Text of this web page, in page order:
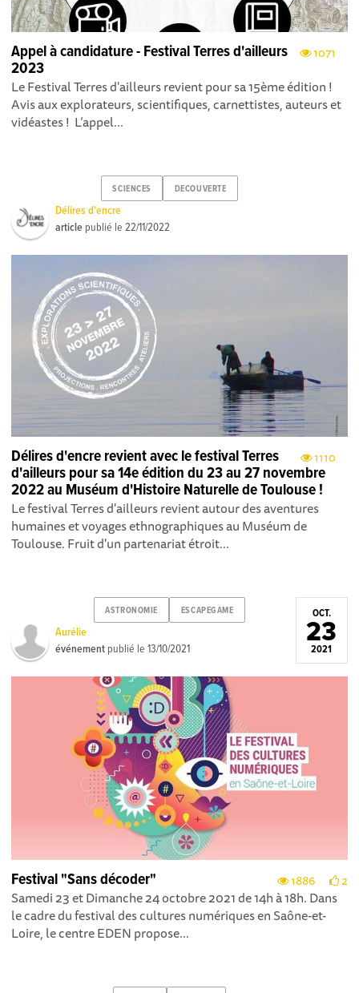
1071
Appel à candidature - Festival Terres d'ailleurs
2023
Le Festival Terres d'ailleurs revient pour sa 15ème édition !
Avis aux explorateurs, scientifiques, carnettistes, auteurs et
vidéastes ! L’appel...
SCIENCES DECOUVERTE
Délires d'encre
article publié le22/11/2022
1110
Délires d'encre revient avec le festival Terres
d'ailleurs pour sa 14e édition du 23 au 27 novembre
2022 au Muséum d'Histoire Naturelle de Toulouse !
Le festival Terres d'ailleurs revient autour des aventures
humaines et voyages ethnographiques au Muséum de
Toulouse. Fruit d'un partenariat étroit...
ASTRONOMIE ESCAPEGAME
Aurélie
événement publié le13/10/2021
OCT.
23
2021
1886 2
Festival "Sans décoder"
Samedi 23 et Dimanche 24 octobre 2021 de 14h à 18h. Dans
le cadre du festival des cultures numériques en Saône-et-
Loire, le centre EDEN propose...